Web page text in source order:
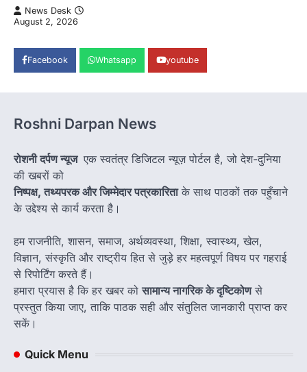
News Desk
August 2, 2026
Facebook Whatsapp youtube
Roshni Darpan News
रोशनी दर्पण न्यूज एक स्वतंत्र डिजिटल न्यूज़ पोर्टल है, जो देश-दुनिया
की खबरों को
निष्पक्ष, तथ्यपरक और जिम्मेदार पत्रकारिताके साथ पाठकों तक पहुँचाने
के उद्देश्य से कार्य करता है।
हम राजनीति, शासन, समाज, अर्थव्यवस्था, शिक्षा, स्वास्थ्य, खेल,
विज्ञान, संस्कृति और राष्ट्रीय हित से जुड़े हर महत्वपूर्ण विषय पर गहराई
से रिपोर्टिंग करते हैं।
हमारा प्रयास है कि हर खबर कोसामान्य नागरिक के दृष्टिकोणसे
प्रस्तुत किया जाए, ताकि पाठक सही और संतुलित जानकारी प्राप्त कर
सकें।
Quick Menu